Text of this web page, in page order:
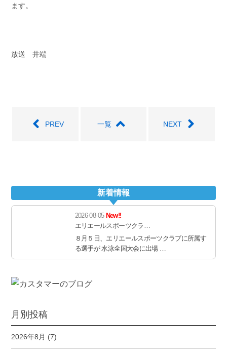
ます。
放送 井端
PREV 一覧 NEXT
新着情報
2026-08-05 New!!
エリエールスポーツクラ…
８月５日、エリエールスポーツクラブに所属す
る選手が 水泳全国大会に出場 …
月別投稿
2026年8月 (7)